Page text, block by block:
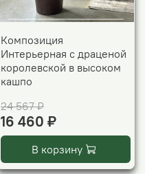
Композиция
Интерьерная с драценой
королевской в высоком
кашпо
24 567 ₽
16 460 ₽
В корзину